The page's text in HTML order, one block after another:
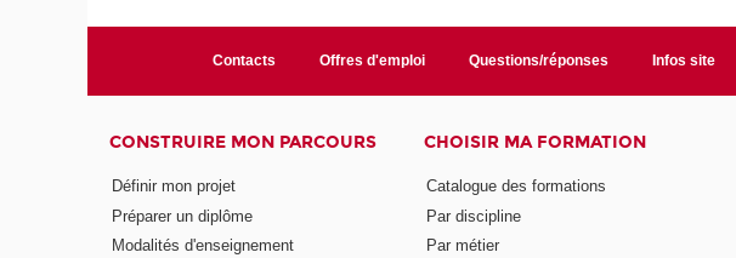
Contacts Offres d'emploi Questions/réponses Infos site
CONSTRUIRE MON PARCOURS
Définir mon projet
Préparer un diplôme
Modalités d'enseignement
CHOISIR MA FORMATION
Catalogue des formations
Par discipline
Par métier